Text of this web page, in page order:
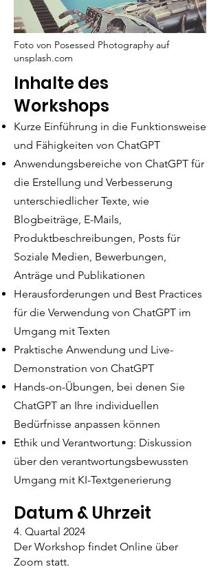
Foto von Posessed Photography auf
unsplash.com
Inhalte des
Workshops
Kurze Einführung in die Funktionsweise
und Fähigkeiten von ChatGPT
Anwendungsbereiche von ChatGPT für
die Erstellung und Verbesserung
unterschiedlicher Texte, wie
Blogbeiträge, E-Mails,
Produktbeschreibungen, Posts für
Soziale Medien, Bewerbungen,
Anträge und Publikationen
Herausforderungen und Best Practices
für die Verwendung von ChatGPT im
Umgang mit Texten
Praktische Anwendung und Live-
Demonstration von ChatGPT
Hands-on-Übungen, bei denen Sie
ChatGPT an Ihre individuellen
Bedürfnisse anpassen können
Ethik und Verantwortung: Diskussion
über den verantwortungsbewussten
Umgang mit KI-Textgenerierung
Datum & Uhrzeit
4. Quartal 2024
Der Workshop findet Online über
Zoom statt.